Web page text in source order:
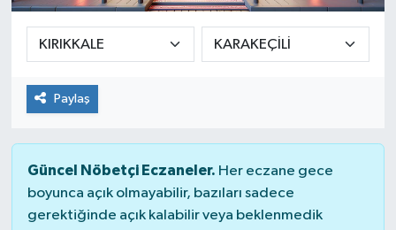
Paylaş
Güncel Nöbetçi Eczaneler. Her eczane gece
boyunca açık olmayabilir, bazıları sadece
gerektiğinde açık kalabilir veya beklenmedik